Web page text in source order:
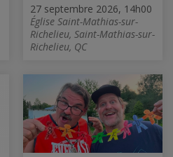
27 septembre 2026, 14h00
Église Saint-Mathias-sur-
Richelieu, Saint-Mathias-sur-
Richelieu, QC